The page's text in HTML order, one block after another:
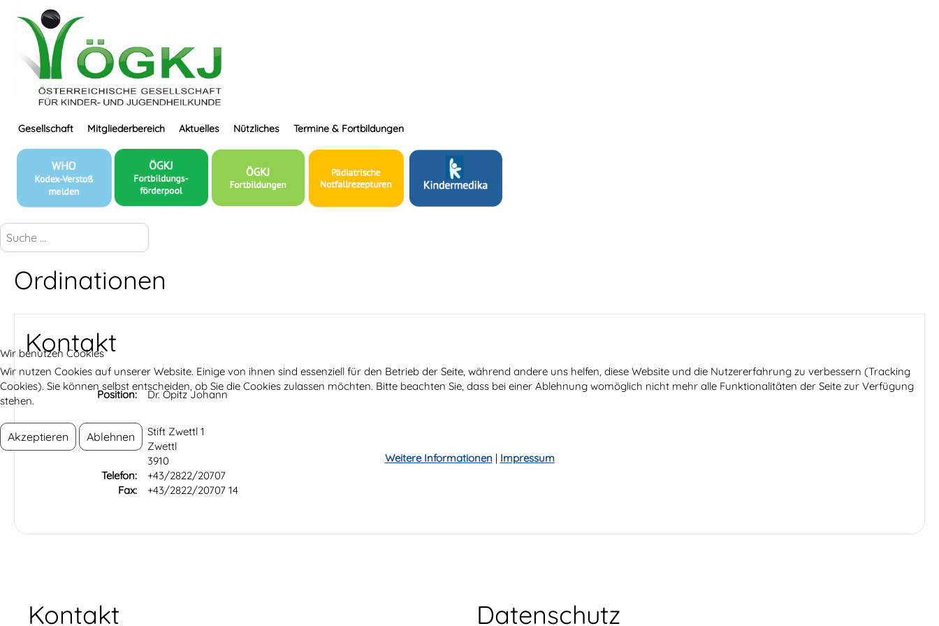
Gesellschaft Mitgliederbereich Aktuelles Nützliches Termine & Fortbildungen
suchen...
Ordinationen
Kontakt
Position: Dr. Opitz Johann
Adresse:
Stift Zwettl 1
Zwettl
3910
Telefon:
+43/2822/20707
Fax:
+43/2822/20707 14
Kontakt Datenschutz
Wir benutzen Cookies
Wir nutzen Cookies auf unserer Website. Einige von ihnen sind essenziell für den Betrieb der Seite, während andere uns helfen, diese Website und die Nutzererfahrung zu verbessern (Tracking
Cookies). Sie können selbst entscheiden, ob Sie die Cookies zulassen möchten. Bitte beachten Sie, dass bei einer Ablehnung womöglich nicht mehr alle Funktionalitäten der Seite zur Verfügung
stehen.
Akzeptieren Ablehnen
Weitere Informationen| Impressum